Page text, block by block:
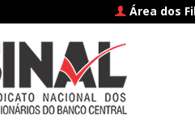
Área dos